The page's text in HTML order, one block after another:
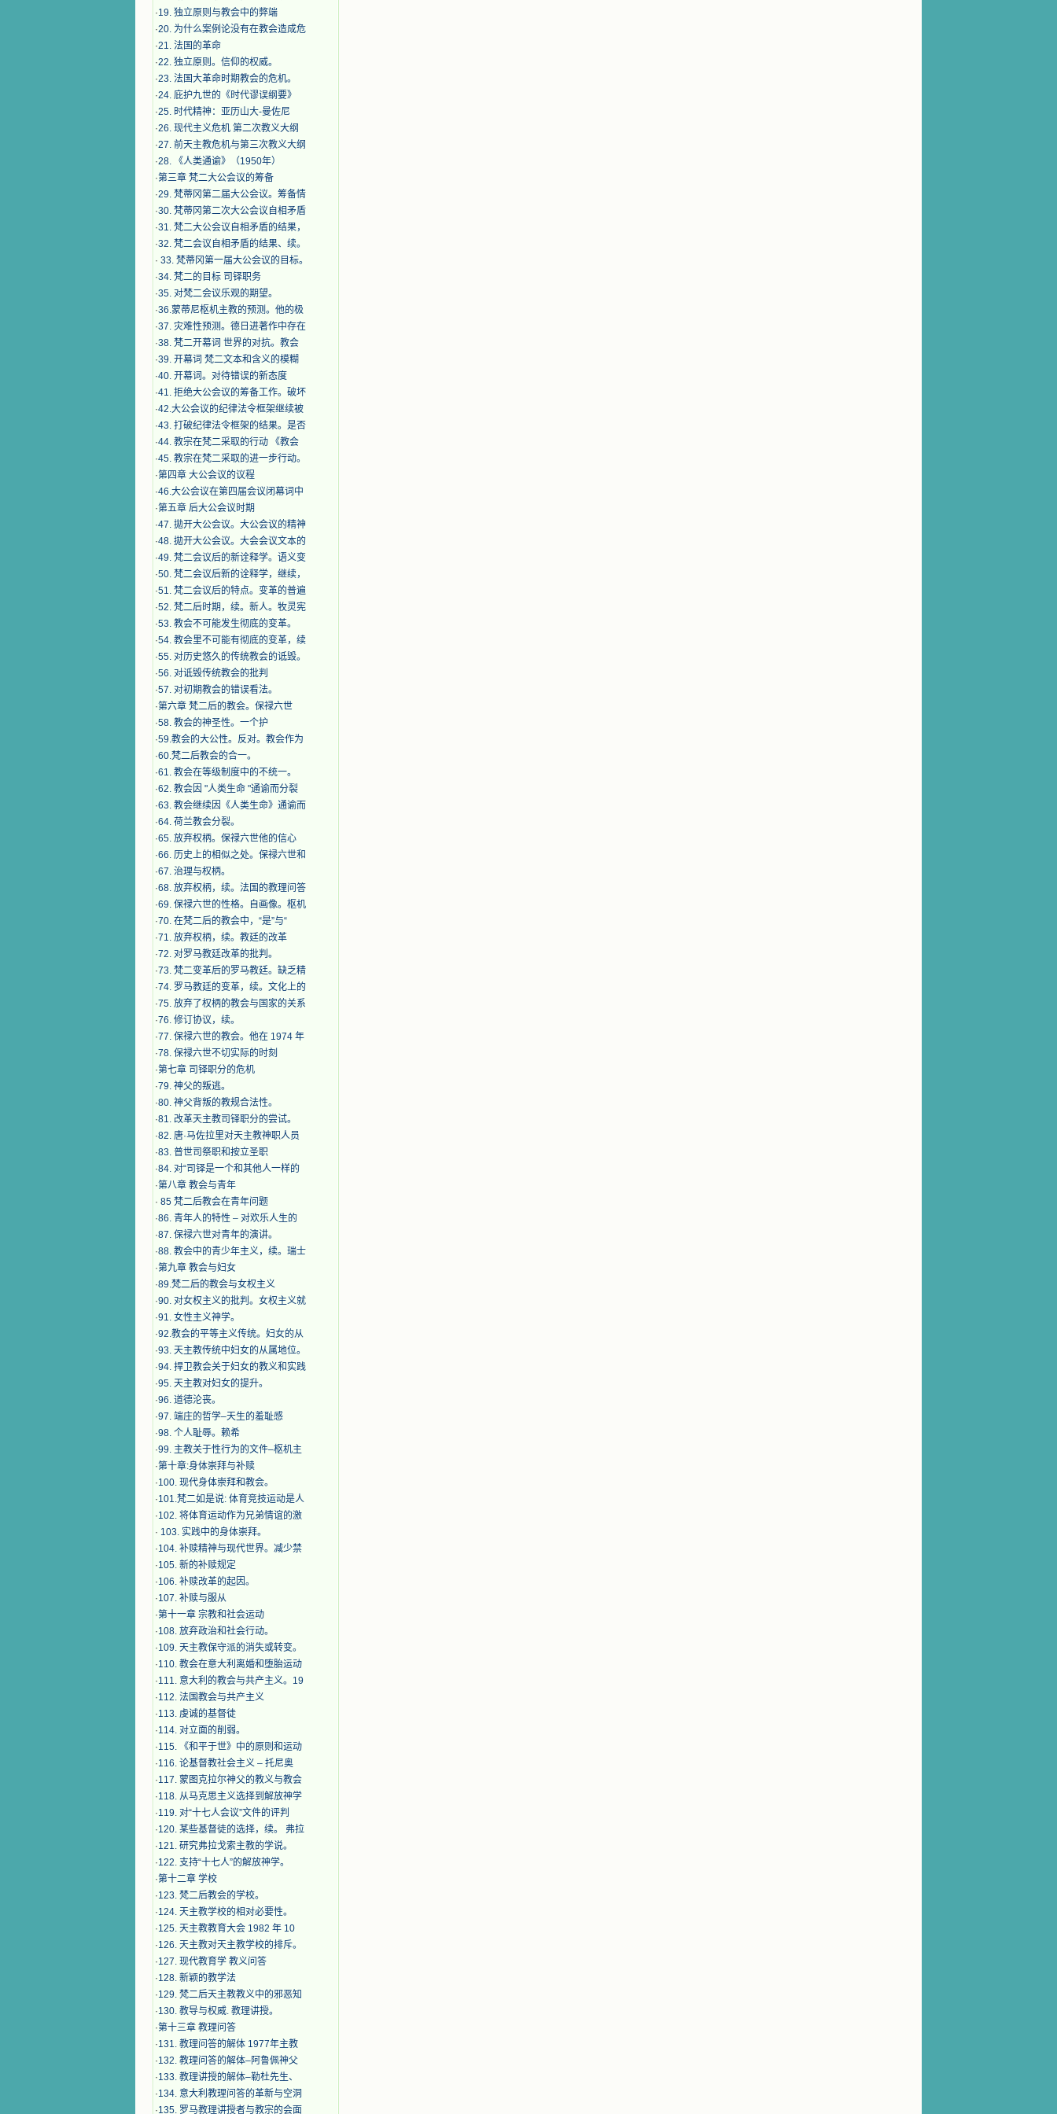
·19. 独立原则与教会中的弊端
·20. 为什么案例论没有在教会造成危
·21. 法国的革命
·22. 独立原则。信仰的权威。
·23. 法国大革命时期教会的危机。
·24. 庇护九世的《时代谬误纲要》
·25. 时代精神：亚历山大-曼佐尼
·26. 现代主义危机 第二次教义大纲
·27. 前天主教危机与第三次教义大纲
·28. 《人类通谕》（1950年）
·第三章 梵二大公会议的筹备
·29. 梵蒂冈第二届大公会议。筹备情
·30. 梵蒂冈第二次大公会议自相矛盾
·31. 梵二大公会议自相矛盾的结果，
·32. 梵二会议自相矛盾的结果、续。
· 33. 梵蒂冈第一届大公会议的目标。
·34. 梵二的目标 司铎职务
·35. 对梵二会议乐观的期望。
·36.蒙蒂尼枢机主教的预测。他的极
·37. 灾难性预测。德日进著作中存在
·38. 梵二开幕词 世界的对抗。教会
·39. 开幕词 梵二文本和含义的模糊
·40. 开幕词。对待错误的新态度
·41. 拒绝大公会议的筹备工作。破坏
·42.大公会议的纪律法令框架继续被
·43. 打破纪律法令框架的结果。是否
·44. 教宗在梵二采取的行动 《教会
·45. 教宗在梵二采取的进一步行动。
·第四章 大公会议的议程
·46.大公会议在第四届会议闭幕词中
·第五章 后大公会议时期
·47. 拋开大公会议。大公会议的精神
·48. 拋开大公会议。大会会议文本的
·49. 梵二会议后的新诠释学。语义变
·50. 梵二会议后新的诠释学，继续，
·51. 梵二会议后的特点。变革的普遍
·52. 梵二后时期，续。新人。牧灵宪
·53. 教会不可能发生彻底的变革。
·54. 教会里不可能有彻底的变革，续
·55. 对历史悠久的传统教会的诋毁。
·56. 对诋毁传统教会的批判
·57. 对初期教会的错误看法。
·第六章 梵二后的教会。保禄六世
·​58. 教会的神圣性。一个护
·59.教会的大公性。反对。教会作为
·60.梵二后教会的合一。
·61. 教会在等级制度中的不统一。
·62. 教会因 "人类生命 "通谕而分裂
·63. 教会继续因《人类生命》通谕而
·64. 荷兰教会分裂。
·65. 放弃权柄。保禄六世他的信心
·66. 历史上的相似之处。保禄六世和
·67. 治理与权柄。
·68. 放弃权柄，续。法国的教理问答
·69. 保禄六世的性格。自画像。枢机
·70. 在梵二后的教会中，“是”与“
·71. 放弃权柄，续。教廷的改革
·72. 对罗马教廷改革的批判。
·73. 梵二变革后的罗马教廷。缺乏精
·74. 罗马教廷的变革，续。文化上的
·75. 放弃了权柄的教会与国家的关系
·76. 修订协议，续。
·77. 保禄六世的教会。他在 1974 年
·78. 保禄六世不切实际的时刻
·第七章 司铎职分的危机
·79. 神父的叛逃。
·80. 神父背叛的教规合法性。
·81. 改革天主教司铎职分的尝试。
·82. 唐·马佐拉里对天主教神职人员
·83. 普世司祭职和按立圣职
·84. 对“司铎是一个和其他人一样的
·第八章 教会与青年
· ​ 85 梵二后教会在青年问题
·86. 青年人的特性 – 对欢乐人生的
·87. 保禄六世对青年的演讲。
·88. 教会中的青少年主义，续。瑞士
·第九章 教会与妇女
·89.梵二后的教会与女权主义
·90. 对女权主义的批判。女权主义就
·91. 女性主义神学。
·92.教会的平等主义传统。妇女的从
·93. 天主教传统中妇女的从属地位。
·94. 捍卫教会关于妇女的教义和实践
·95. 天主教对妇女的提升。
·96. 道德沦丧。
·97. 端庄的哲学–天生的羞耻感
·98. 个人耻辱。赖希
·99. 主教关于性行为的文件–枢机主
·第十章:身体崇拜与补赎
·100. 现代身体崇拜和教会。
·101.梵二如是说: 体育竞技运动是人
·102. 将体育运动作为兄弟情谊的激
· 103. 实践中的身体崇拜。
·104. 补赎精神与现代世界。减少禁
·105. 新的补赎规定
·106. 补赎改革的起因。
·107. 补赎与服从
·第十一章 宗教和社会运动
·108. 放弃政治和社会行动。
·109. 天主教保守派的消失或转变。
·110. 教会在意大利离婚和堕胎运动
·111. 意大利的教会与共产主义。19
·112. 法国教会与共产主义
·113. 虔诚的基督徒
·114. 对立面的削弱。
·115. 《和平于世》中的原则和运动
·116. 论基督教社会主义 – 托尼奥
·117. 蒙图克拉尔神父的教义与教会
·118. 从马克思主义选择到解放神学
·119. 对“十七人会议”文件的评判
·120. 某些基督徒的选择，续。 弗拉
·121. 研究弗拉戈索主教的学说。
·122. 支持“十七人”的解放神学。
·第十二章 学校
·123. 梵二后教会的学校。
·124. 天主教学校的相对必要性。
·125. 天主教教育大会 1982 年 10
·126. 天主教对天主教学校的排斥。
·127. 现代教育学 教义问答
·128. 新颖的教学法
·129. 梵二后天主教教义中的邪恶知
·130. 教导与权威. 教理讲授。
·第十三章 教理问答
·131. 教理问答的解体 1977年主教
·132. 教理问答的解体–阿鲁佩神父
·133. 教理讲授的解体–勒杜先生、
·134. 意大利教理问答的革新与空洞
·135. 罗马教理讲授者与教宗的会面